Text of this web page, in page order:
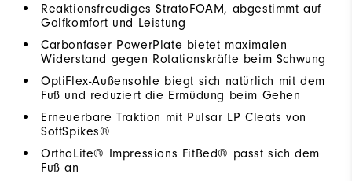
Reaktionsfreudiges StratoFOAM, abgestimmt auf
Golfkomfort und Leistung
Carbonfaser PowerPlate bietet maximalen
Widerstand gegen Rotationskräfte beim Schwung
OptiFlex-Außensohle biegt sich natürlich mit dem
Fuß und reduziert die Ermüdung beim Gehen
Erneuerbare Traktion mit Pulsar LP Cleats von
SoftSpikes®
OrthoLite® Impressions FitBed® passt sich dem
Fuß an